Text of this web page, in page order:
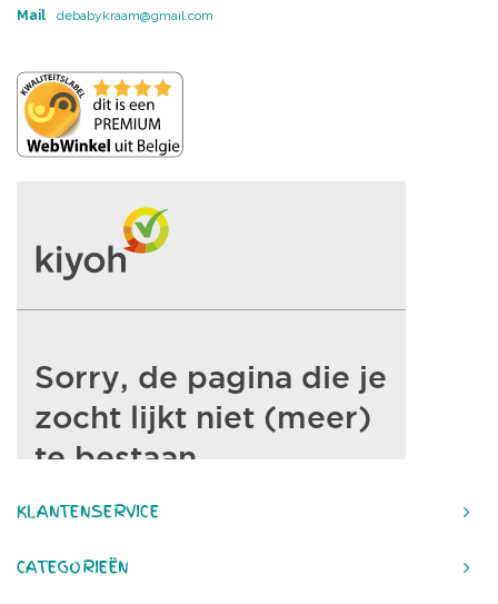
Mail
debabykraam@gmail.com
KLANTENSERVICE
CATEGORIEËN